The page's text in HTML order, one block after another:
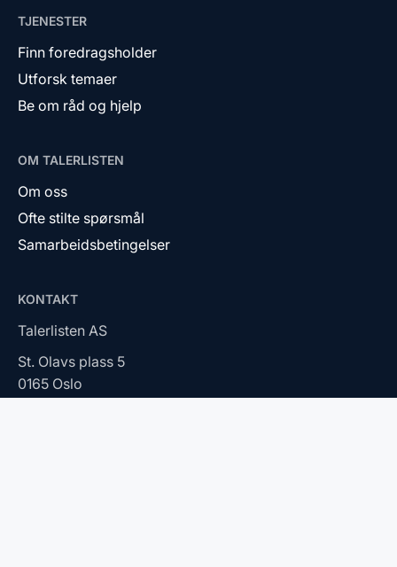
TJENESTER
Finn foredragsholder
Utforsk temaer
Be om råd og hjelp
OM TALERLISTEN
Om oss
Ofte stilte spørsmål
Samarbeidsbetingelser
KONTAKT
Talerlisten AS
St. Olavs plass 5
0165 Oslo